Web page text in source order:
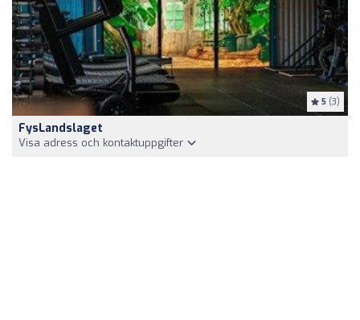
5 (3)
FysLandslaget
Visa adress och kontaktuppgifter